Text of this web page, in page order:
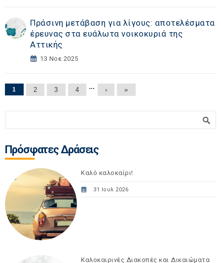
Πράσινη μετάβαση για λίγους: αποτελέσματα
έρευνας στα ευάλωτα νοικοκυριά της
Αττικής
13 Νοε 2025
Σελίδες
1 2 3 4 … › »
Πρόσφατες Δράσεις
Καλό καλοκαίρι!
31 Ιουλ 2026
Καλοκαιρινές Διακοπές και Δικαιώματα